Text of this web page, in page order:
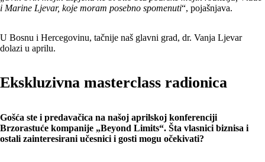
i Marine Ljevar, koje moram posebno spomenuti“, pojašnjava.
U Bosnu i Hercegovinu, tačnije naš glavni grad, dr. Vanja Ljevar
dolazi u aprilu.
Ekskluzivna masterclass radionica
Gošća ste i predavačica na našoj aprilskoj konferenciji
Brzorastuće kompanije „Beyond Limits“. Šta vlasnici biznisa i
ostali zainteresirani učesnici i gosti mogu očekivati?